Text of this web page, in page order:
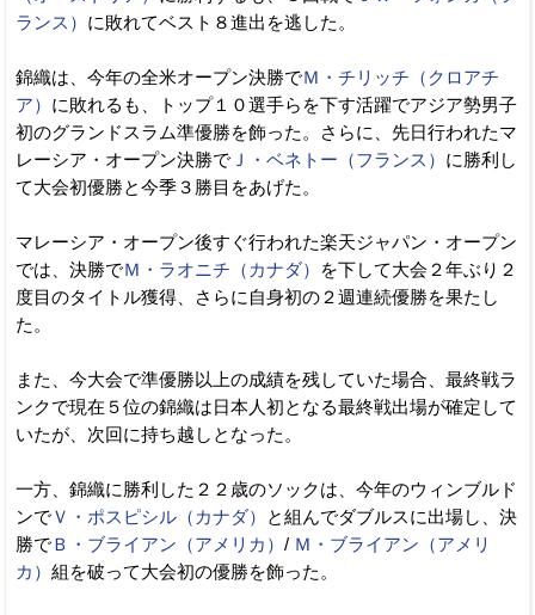
ランス） に敗れてベスト８進出を逃した。
錦織は、今年の全米オープン決勝でＭ・チリッチ（クロアチ
ア） に敗れるも、トップ１０選手らを下す活躍でアジア勢男子
初のグランドスラム準優勝を飾った。さらに、先日行われたマ
レーシア・オープン決勝で Ｊ・ベネトー（フランス） に勝利し
て大会初優勝と今季３勝目をあげた。
マレーシア・オープン後すぐ行われた楽天ジャパン・オープン
では、決勝でＭ・ラオニチ（カナダ）
を下して大会２年ぶり２
度目のタイトル獲得、さらに自身初の２週連続優勝を果たし
た。
また、今大会で準優勝以上の成績を残していた場合、最終戦ラ
ンクで現在５位の錦織は日本人初となる最終戦出場が確定して
いたが、次回に持ち越しとなった。
一方、錦織に勝利した２２歳のソックは、今年のウィンブルド
ンでＶ・ポスピシル（カナダ）
と組んでダブルスに出場し、決
勝でＢ・ブライアン（アメリカ） / Ｍ・ブライアン（アメリ
カ） 組を破って大会初の優勝を飾った。